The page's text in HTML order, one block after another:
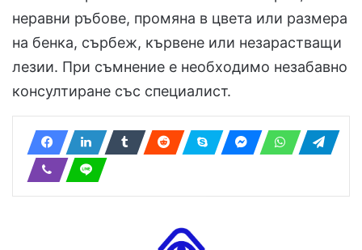
неравни ръбове, промяна в цвета или размера
на бенка, сърбеж, кървене или незарастващи
лезии. При съмнение е необходимо незабавно
консултиране със специалист.